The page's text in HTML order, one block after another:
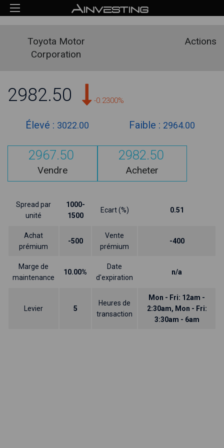
Toyota Motor
Corporation
Actions
2982.50 -0.2300%
Élevé : 3022.00 Faible : 2964.00
2967.50
Vendre
2982.50
Acheter
Spread par
unité
1000-
1500
Ecart (%) 0.51
Achat
prémium
-500
Vente
prémium
-400
Marge de
maintenance
10.00%
Date
d'expiration
n/a
Levier 5
Heures de
transaction
Mon - Fri: 12am -
2:30am, Mon - Fri:
3:30am - 6am